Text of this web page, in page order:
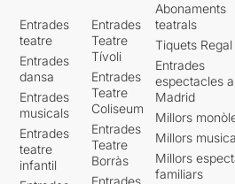
Entrades
teatre
Entrades
dansa
Entrades
musicals
Entrades
teatre
infantil
Entrades
Teatre
Tívoli
Entrades
Teatre
Coliseum
Entrades
Teatre
Borràs
Entrades
Abonaments
teatrals
Tiquets Regal
Entrades
espectacles a
Madrid
Millors
Millors
Millors
familiars